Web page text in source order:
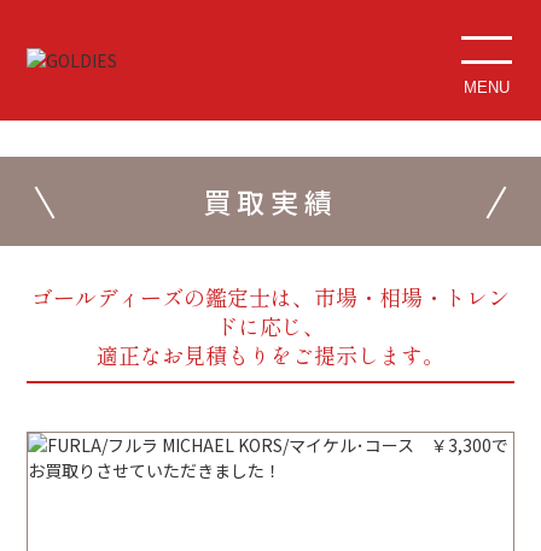
MENU
買取実績
ゴールディーズの鑑定士は、市場・相場・トレン
ドに応じ、
適正なお見積もりをご提示します。